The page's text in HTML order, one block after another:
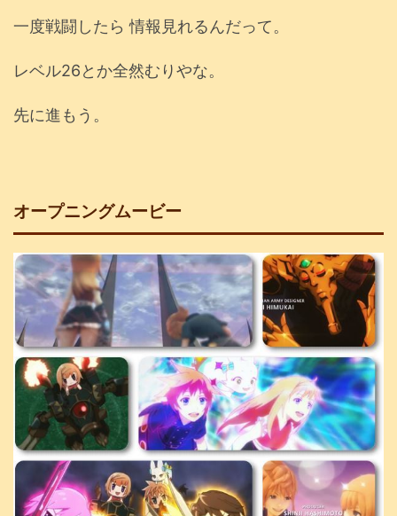
一度戦闘したら 情報見れるんだって。
レベル26とか全然むりやな。
先に進もう。
オープニングムービー